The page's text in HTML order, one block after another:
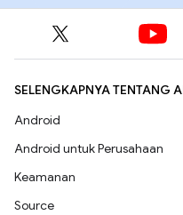
SELENGKAPNYA TENTANG
Android
Android untuk Perusahaan
Keamanan
Source